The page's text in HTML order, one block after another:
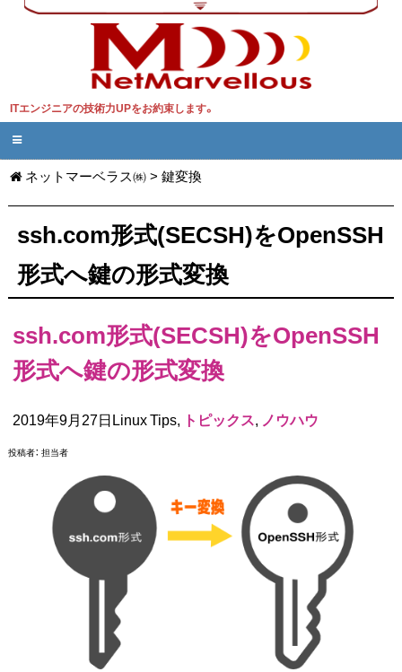
ITエンジニアの技術力UPをお約束します。
ネットマーベラス㈱> 鍵変換
ssh.com形式(SECSH)をOpenSSH
形式へ鍵の形式変換
ssh.com形式(SECSH)をOpenSSH
形式へ鍵の形式変換
2019年9月27日Linux Tips, トピックス, ノウハウ
投稿者： 担当者